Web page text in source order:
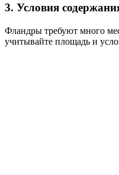
3. Условия
Фландры требуют много
учитывайте площадь и